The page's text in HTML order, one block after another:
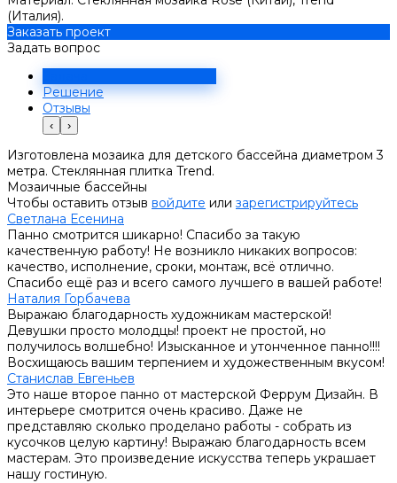
(Италия).
Заказать проект
Задать вопрос
Решение
Отзывы
‹ ›
Изготовлена мозаика для детского бассейна диаметром 3
метра. Стеклянная плитка Trend.
Мозаичные бассейны
Чтобы оставить отзыв войдите или зарегистрируйтесь
Светлана Есенина
Панно смотрится шикарно! Спасибо за такую
качественную работу! Не возникло никаких вопросов:
качество, исполнение, сроки, монтаж, всё отлично.
Спасибо ещё раз и всего самого лучшего в вашей работе!
Наталия Горбачева
Выражаю благодарность художникам мастерской!
Девушки просто молодцы! проект не простой, но
получилось волшебно! Изысканное и утонченное панно!!!!
Восхищаюсь вашим терпением и художественным вкусом!
Станислав Евгеньев
Это наше второе панно от мастерской Феррум Дизайн. В
интерьере смотрится очень красиво. Даже не
представляю сколько проделано работы - собрать из
кусочков целую картину! Выражаю благодарность всем
мастерам. Это произведение искусства теперь украшает
нашу гостиную.